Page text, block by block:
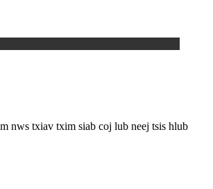
nws txiav txim siab coj lub neej tsis hlub